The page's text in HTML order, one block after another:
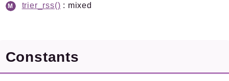
trier_rss() : mixed
Constants